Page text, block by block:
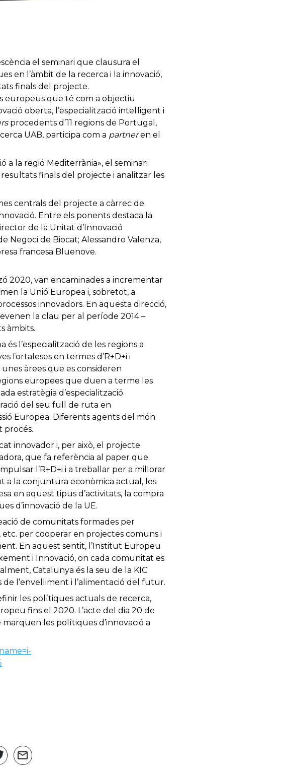
el seminari que clausura el
en l’àmbit de la recerca i la innovació,
finals del projecte.
europeus que té com a objectiu
oberta, l’especialització intel·ligent i
procedents d’11 regions de Portugal,
UAB, participa com a partneren el
a la regió Mediterrània», el seminari
finals del projecte i analitzar les
centrals del projecte a càrrec de
Entre els ponents destaca la
de la Unitat d’Innovació
Negoci de Biocat; Alessandro Valenza,
francesa Bluenove.
2020, van encaminades a incrementar
la Unió Europea i, sobretot, a
innovadors. En aquesta direcció,
la clau per al període 2014 –
àmbits.
l’especialització de les regions a
fortaleses en termes d’R+D+i i
àrees que es consideren
europees que duen a terme les
estratègia d’especialització
del seu full de ruta en
Europea. Diferents agents del món
procés.
innovador i, per això, el projecte
que fa referència al paper que
l’R+D+i i a treballar per a millorar
a la conjuntura econòmica actual, les
en aquest tipus d’activitats, la compra
d’innovació de la UE.
de comunitats formades per
per cooperar en projectes comuns i
En aquest sentit, l’Institut Europeu
i Innovació, on cada comunitat es
Catalunya és la seu de la KIC
l’envelliment i l’alimentació del futur.
les polítiques actuals de recerca,
fins el 2020. L’acte del dia 20 de
les polítiques d’innovació a